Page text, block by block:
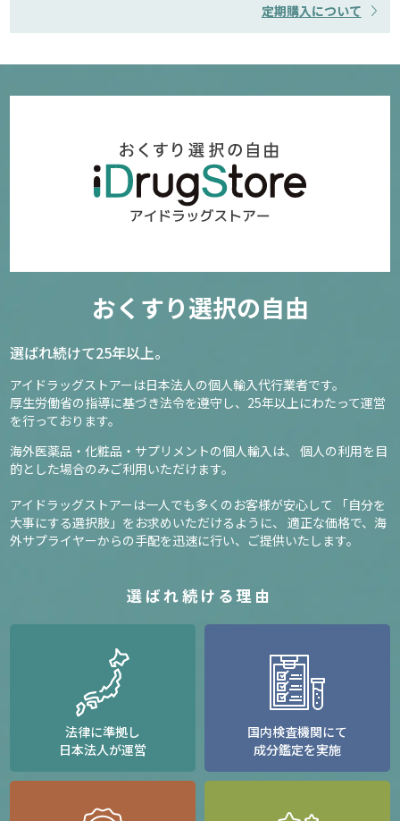
定期購入について
おくすり選択の自由
選ばれ続けて25年以上。
アイドラッグストアーは日本法人の個人輸入代行業者です。
厚生労働省の指導に基づき法令を遵守し、 25年以上にわたって運営
を行っております。
海外医薬品・化粧品・サプリメントの個人輸入は、
個人の利用を目
的とした場合のみご利用いただけます。
アイドラッグストアーは一人でも多くのお客様が安心して
「自分を
大事にする選択肢」をお求めいただけるように、
適正な価格で、海
外サプライヤーからの手配を迅速に行い、ご提供いたします。
選ばれ続ける理由
法律に準拠し
日本法人が運営
国内検査機関にて
成分鑑定を実施